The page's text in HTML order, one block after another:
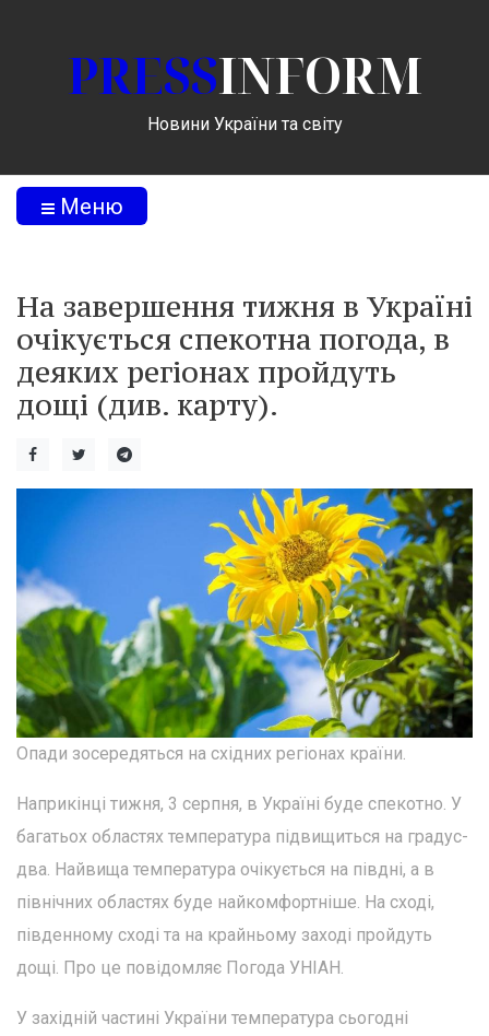
PRESSINFORM
Новини України та світу
Меню
На завершення тижня в Україні
очікується спекотна погода, в
деяких регіонах пройдуть
дощі (див. карту).
Опади зосередяться на східних регіонах країни.
Наприкінці тижня, 3 серпня, в Україні буде спекотно. У
багатьох областях температура підвищиться на градус-
два. Найвища температура очікується на півдні, а в
північних областях буде найкомфортніше. На сході,
південному сході та на крайньому заході пройдуть
дощі. Про це повідомляє Погода УНІАН.
У західній частині України температура сьогодні